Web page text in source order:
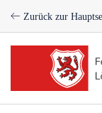
Zurück zur
Einsätze